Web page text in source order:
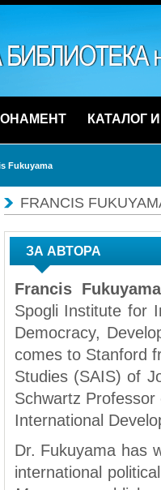
КАТАЛОГ
Fukuyama
FRANCIS
ЗА АВТОРА
Francis
Spogli Institute for
Democracy,
comes to Stanford
Studies (SAIS) of
Schwartz
International
Dr. Fukuyama has
international